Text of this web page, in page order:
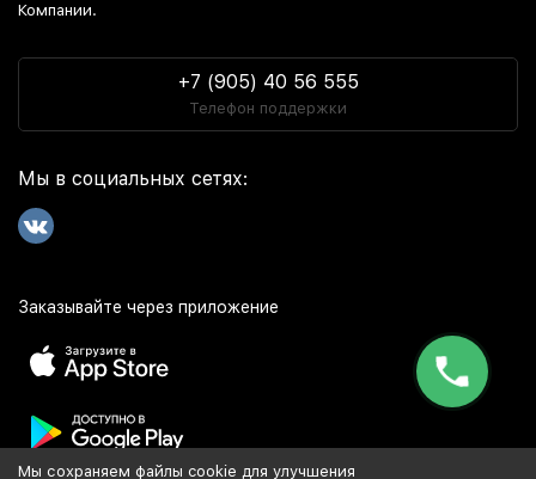
Компании.
+7 (905) 40 56 555
Телефон поддержки
Мы в социальных сетях:
Заказывайте через приложение
Мы сохраняем файлы cookie для улучшения